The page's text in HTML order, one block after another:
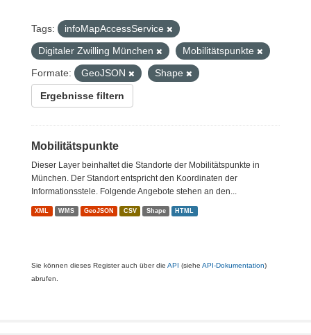
Tags:
infoMapAccessService
Digitaler Zwilling München
Mobilitätspunkte
Formate:
GeoJSON Shape
Ergebnisse filtern
Mobilitätspunkte
Dieser Layer beinhaltet die Standorte der Mobilitätspunkte in
München. Der Standort entspricht den Koordinaten der
Informationsstele. Folgende Angebote stehen an den...
XML WMS GeoJSON CSV Shape HTML
Sie können dieses Register auch über die API (siehe API-Dokumentation)
abrufen.